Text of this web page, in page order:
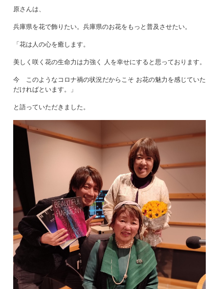
原さんは、
兵庫県を花で飾りたい。兵庫県のお花をもっと普及させたい。
「花は人の心を癒します。
美しく咲く花の生命力は力強く 人を幸せにすると思っております。
今 このようなコロナ禍の状況だからこそ お花の魅力を感じていた
だければといます。」
と語っていただきました。